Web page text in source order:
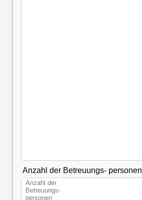
Anzahl der Betreuungs- personen